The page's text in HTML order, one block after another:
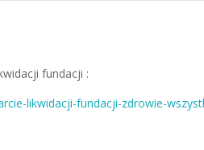
fundacji :
likwidacji-fundacji-zdrowie-